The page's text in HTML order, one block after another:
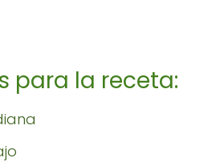
para la receta: